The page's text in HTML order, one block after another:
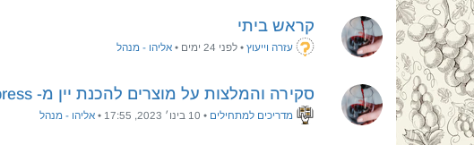
קראש ביתי
עזרה וייעוץ •לפני 24 ימים •אליהו - מנהל
סקירה והמלצות על מוצרים להכנת יין מ- Aliexpress
מדריכים למתחילים • 10 בינו׳ 2023, 17:55 •אליהו - מנהל